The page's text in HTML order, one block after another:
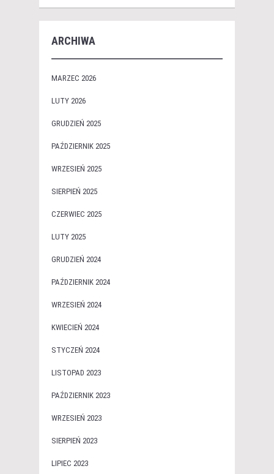
ARCHIWA
MARZEC 2026
LUTY 2026
GRUDZIEŃ 2025
PAŹDZIERNIK 2025
WRZESIEŃ 2025
SIERPIEŃ 2025
CZERWIEC 2025
LUTY 2025
GRUDZIEŃ 2024
PAŹDZIERNIK 2024
WRZESIEŃ 2024
KWIECIEŃ 2024
STYCZEŃ 2024
LISTOPAD 2023
PAŹDZIERNIK 2023
WRZESIEŃ 2023
SIERPIEŃ 2023
LIPIEC 2023